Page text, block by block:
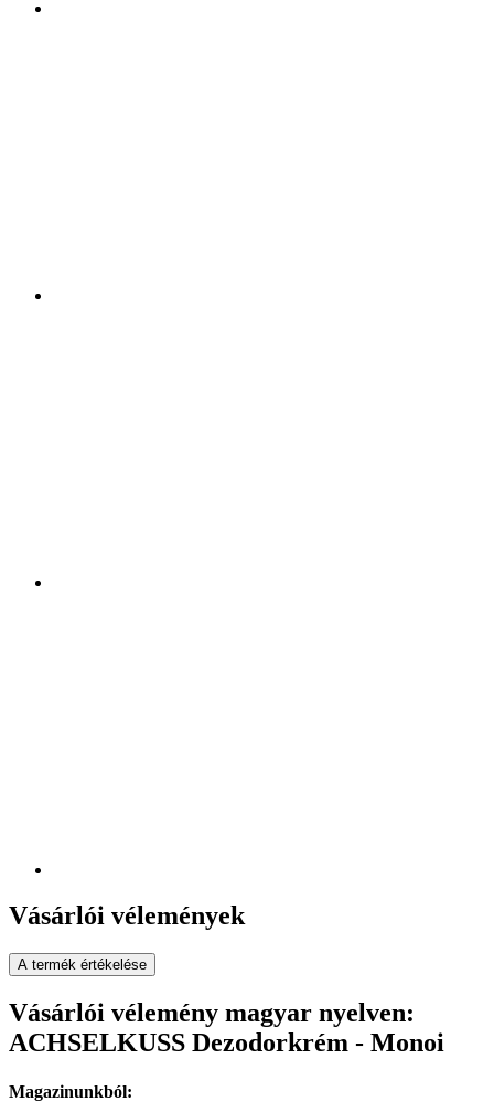
Vásárlói vélemények
A termék értékelése
Vásárlói vélemény magyar nyelven:
ACHSELKUSS Dezodorkrém - Monoi
Magazinunkból: